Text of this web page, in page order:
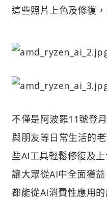
這些照片上色及修復
不僅是阿波羅11號登
與朋友等日常生活的
些AI工具輕鬆修復及
讓大眾從AI中全面獲
都能從AI消費性應用的